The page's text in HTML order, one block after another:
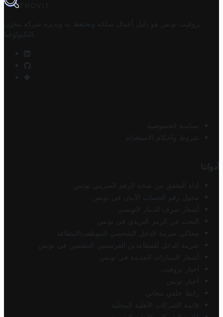
TROVIT
تروفيت تونس هو دليل أعمال تملكه وتحتفظ به وتديره
شركة مخزن
التكنولوجيا
سياسة الخصوصية
شروط وأحكام الاستخدام
أدواتنا
أداة التحقق من صحة الرقم الضريبي تونس
محول رقم الحساب الآيبان في تونس
أسعار صرف الدينار التونسي
البحث عن الرمز البريدي في تونس
محاكي ضريبة الدخل الشخصي للموظف/المتقاعد
ضريبة الدخل للمتقاعدين الفرنسيين المقيمين في تونس
أسعار السيارات الجديدة في تونس
أخبار تروفيت
أخبار تونس
رابط خلفي مجاني
قائمة الشركات الأهلية المحلية